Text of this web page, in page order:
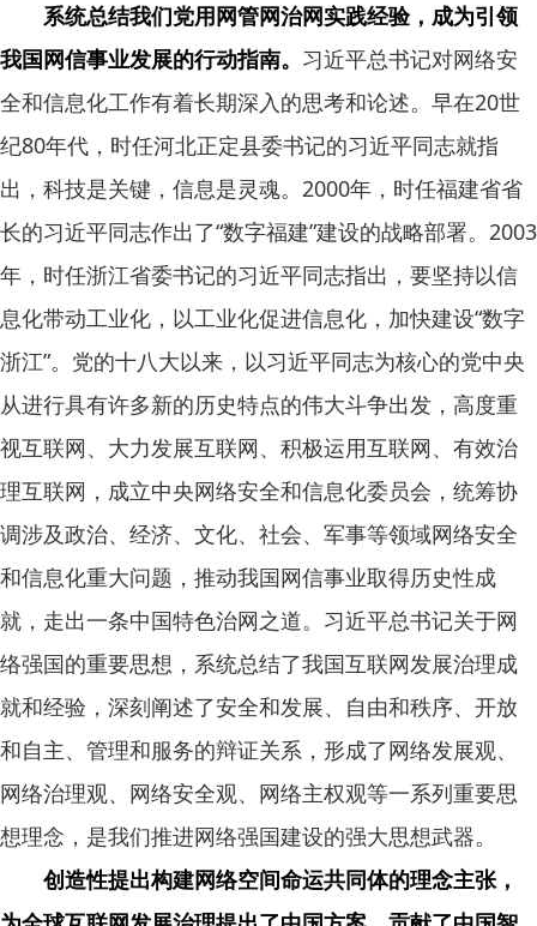
系统总结我们党用网管网治网实践经验，成为引领
我国网信事业发展的行动指南。 习近平总书记对网络安
全和信息化工作有着长期深入的思考和论述。早在20世
纪80年代，时任河北正定县委书记的习近平同志就指
出，科技是关键，信息是灵魂。2000年，时任福建省省
长的习近平同志作出了“数字福建”建设的战略部署。2003
年，时任浙江省委书记的习近平同志指出，要坚持以信
息化带动工业化，以工业化促进信息化，加快建设“数字
浙江”。党的十八大以来，以习近平同志为核心的党中央
从进行具有许多新的历史特点的伟大斗争出发，高度重
视互联网、大力发展互联网、积极运用互联网、有效治
理互联网，成立中央网络安全和信息化委员会，统筹协
调涉及政治、经济、文化、社会、军事等领域网络安全
和信息化重大问题，推动我国网信事业取得历史性成
就，走出一条中国特色治网之道。习近平总书记关于网
络强国的重要思想，系统总结了我国互联网发展治理成
就和经验，深刻阐述了安全和发展、自由和秩序、开放
和自主、管理和服务的辩证关系，形成了网络发展观、
网络治理观、网络安全观、网络主权观等一系列重要思
想理念，是我们推进网络强国建设的强大思想武器。
创造性提出构建网络空间命运共同体的理念主张，